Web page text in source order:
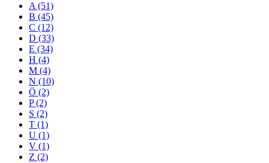
A (51)
B (45)
C (12)
D (33)
E (34)
H (4)
M (4)
N (10)
Ö (2)
P(2)
S (2)
T (1)
U (1)
V (1)
Z (2)